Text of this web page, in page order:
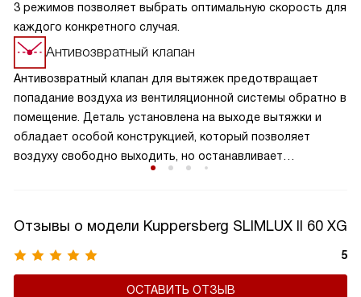
3 режимов позволяет выбрать оптимальную скорость для
каждого конкретного случая.
Антивозвратный клапан
Антивозвратный клапан для вытяжек предотвращает
попадание воздуха из вентиляционной системы обратно в
помещение. Деталь установлена на выходе вытяжки и
обладает особой конструкцией, который позволяет
воздуху свободно выходить, но останавливает
поддерживает чистоту воздуха на вашей кухне. Это
важный элемент вытяжки, который способствует
сохранению здорового микроклимата в комнате,
продляет срок службы устройства, а также не дает
Отзывы о модели Kuppersberg SLIMLUX II 60 XG
5
ОСТАВИТЬ ОТЗЫВ